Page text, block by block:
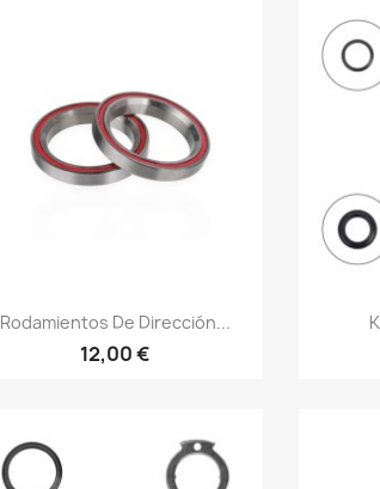
Vista rápida
Rodamientos De Dirección...
12,00 €